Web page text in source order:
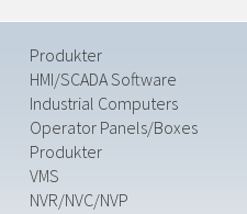
Produkter
HMI/SCADA Software
Industrial Computers
Operator Panels/Boxes
Produkter
VMS
NVR/NVC/NVP